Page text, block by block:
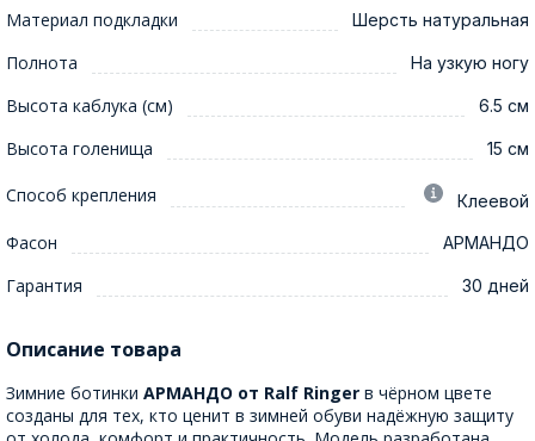
Материал подкладки Шерсть натуральная
Полнота На узкую ногу
Высота каблука (см) 6.5 см
Высота голенища 15 см
Способ крепления Клеевой
Фасон АРМАНДО
Гарантия 30 дней
Описание товара
Зимние ботинки АРМАНДО от Ralf Ringer в чёрном цвете
созданы для тех, кто ценит в зимней обуви надёжную защиту